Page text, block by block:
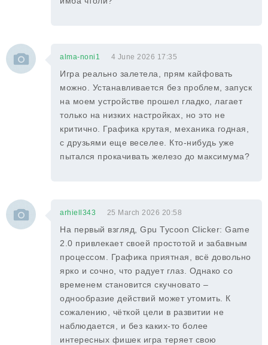
alma-noni1 4 June 2026 17:35
Игра реально залетела, прям кайфовать
можно. Устанавливается без проблем, запуск
на моем устройстве прошел гладко, лагает
только на низких настройках, но это не
критично. Графика крутая, механика годная,
с друзьями еще веселее. Кто-нибудь уже
пытался прокачивать железо до максимума?
arhiell343 25 March 2026 20:58
На первый взгляд, Gpu Tycoon Clicker: Game
2.0 привлекает своей простотой и забавным
процессом. Графика приятная, всё довольно
ярко и сочно, что радует глаз. Однако со
временем становится скучновато –
однообразие действий может утомить. К
сожалению, чёткой цели в развитии не
наблюдается, и без каких-то более
интересных фишек игра теряет свою